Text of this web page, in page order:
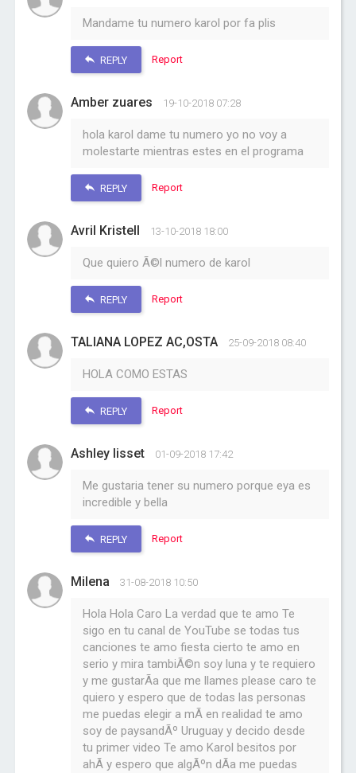
Mandame tu numero karol por fa plis
REPLY Report
Amber zuares 19-10-2018 07:28
hola karol dame tu numero yo no voy a
molestarte mientras estes en el programa
REPLY Report
Avril Kristell 13-10-2018 18:00
Que quiero Ã©l numero de karol
REPLY Report
TALIANA LOPEZ AC,OSTA 25-09-2018 08:40
HOLA COMO ESTAS
REPLY Report
Ashley lisset 01-09-2018 17:42
Me gustaria tener su numero porque eya es
incredible y bella
REPLY Report
Milena 31-08-2018 10:50
Hola Hola Caro La verdad que te amo Te
sigo en tu canal de YouTube se todas tus
canciones te amo fiesta cierto te amo en
serio y mira tambiÃ©n soy luna y te requiero
y me gustarÃ­a que me llames please caro te
quiero y espero que de todas las personas
me puedas elegir a mÃ­ en realidad te amo
soy de paysandÃº Uruguay y decido desde
tu primer video Te amo Karol besitos por
ahÃ­ y espero que algÃºn dÃ­a me puedas